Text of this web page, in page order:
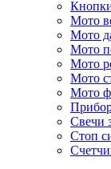
Мото
Мото
Мото
Мото
Мото
Мото
Свечи
Стоп